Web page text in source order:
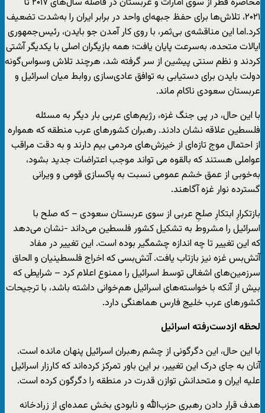
۲۰۲۱، تلاش‌ها برای حفظ جبهه‌ای واحد در برابر ایران را به‌شدت تضعیف
کرد.اما این مناقشه‌ی بی‌ثمر، با روی کار آمدن جو بایدن، رئیس‌جمهوری
ایالات متحده، به‌سرعت پایان یافت؛ همه بازیگران اصلی با یکدیگر آشتی
کردند و نظم سنتی پیشین از سر گرفته شد، هرچند تلاش وسواس‌گونه
دولت بایدن برای دستیابی به توافق عادی‌سازی روابط میان اسرائیل و
عربستان سعودی ناکام ماند.
با این حال، در پی جنگ غزه، رژیم‌های عربی بار دیگر به مسئله
فلسطین علاقه نشان دادند. رهبران کشورهای عرب منطقه که همواره
از احتمال موج تازه‌ای از خیزش‌های مردمی بیم دارند و به ‌دقت مراقب
عواملی هستند که بالقوه‌ می تواند موجب اعتراضات جدید بشود،
به‌خوبی از عمق خشم عمومی نسبت به پاکسازی قومی و ویرانی
گسترده نوار غزه آگاهند.
بازتکرارِ ابتکارِ صلحِ عربی از سوی عربستان سعودی – که صلح با
اسرائیل را مشروط به تشکیل کشور فلسطین می‌داند -نشان می‌دهد
که این تغییر تا چه اندازه چشمگیر بوده است. این تغییر در مفاد
آتش‌بس غزه نیز بازتاب یافت. آتش‌بسی که اخراج فلسطینیان و الحاق
سرزمین‌های اشغالی توسط اسرائیل را ممنوع اعلام کرد – شرایطی که
بیش از آنکه با خواسته‌های اسرائیل هم‌خوانی داشته باشد، با ترجیحات
کشور‌های عرب خلیج فارس هماهنگی دارد.
لحظه ازدست‌رفته اسرائیل
با این حال، این دگرگونی از چشم رهبران اسرائیل پنهان مانده است.
آنان به‌ جای درک این تغییر، بر این باور تمرکز کرده‌اند که کارزار اسرائیل
علیه ایران و متحدانش توازن قدرت در منطقه را دگرگون کرده است.
هدف قرار دادن رهبری حزب‌الله و نابودی بخش عمده‌ای از زرادخانه